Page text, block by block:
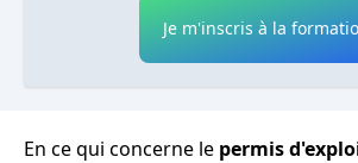
Je m'inscris à la
En ce qui concerne le permis